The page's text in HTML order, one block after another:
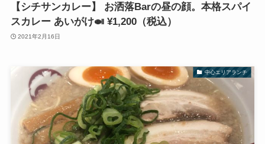
【シチサンカレー】 お洒落Barの昼の顔。本格スパイ
スカレー あいがけ🍛 ¥1,200（税込）
2021年2月16日
中心エリアランチ